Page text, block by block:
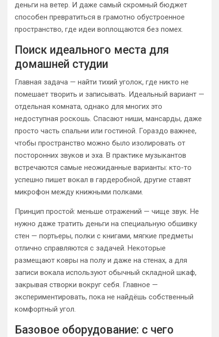
деньги на ветер. И даже самый скромный бюджет
способен превратиться в грамотно обустроенное
пространство, где идеи воплощаются без помех.
Поиск идеального места для
домашней студии
Главная задача — найти тихий уголок, где никто не
помешает творить и записывать. Идеальный вариант —
отдельная комната, однако для многих это
недоступная роскошь. Спасают ниши, мансарды, даже
просто часть спальни или гостиной. Гораздо важнее,
чтобы пространство можно было изолировать от
посторонних звуков и эха. В практике музыкантов
встречаются самые неожиданные варианты: кто-то
успешно пишет вокал в гардеробной, другие ставят
микрофон между книжными полками.
Принцип простой: меньше отражений — чище звук. Не
нужно даже тратить деньги на специальную обшивку
стен — портьеры, полки с книгами, мягкие предметы
отлично справляются с задачей. Некоторые
размещают ковры на полу и даже на стенах, а для
записи вокала используют обычный складной шкаф,
закрывая створки вокруг себя. Главное —
экспериментировать, пока не найдёшь собственный
комфортный угол.
Базовое оборудование: с чего